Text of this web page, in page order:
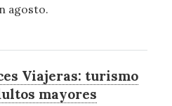
agosto.
Viajeras: turismo
mayores